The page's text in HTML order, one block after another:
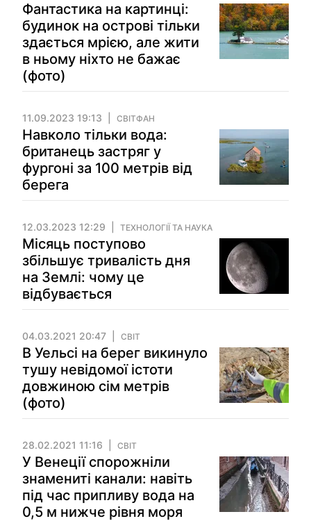
Фантастика на картинці:
будинок на острові тільки
здається мрією, але жити
в ньому ніхто не бажає
(фото)
11.09.2023 19:13 СВІТФАН
Навколо тільки вода:
британець застряг у
фургоні за 100 метрів від
берега
12.03.2023 12:29 ТЕХНОЛОГІЇ ТА НАУКА
Місяць поступово
збільшує тривалість дня
на Землі: чому це
відбувається
04.03.2021 20:47 СВІТ
В Уельсі на берег викинуло
тушу невідомої істоти
довжиною сім метрів
(фото)
28.02.2021 11:16 СВІТ
У Венеції спорожніли
знамениті канали: навіть
під час припливу вода на
0,5 м нижче рівня моря